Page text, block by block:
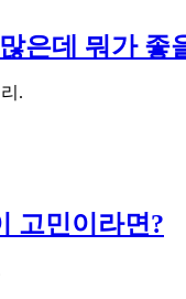
은데 뭐가 좋
.
고민이라면?